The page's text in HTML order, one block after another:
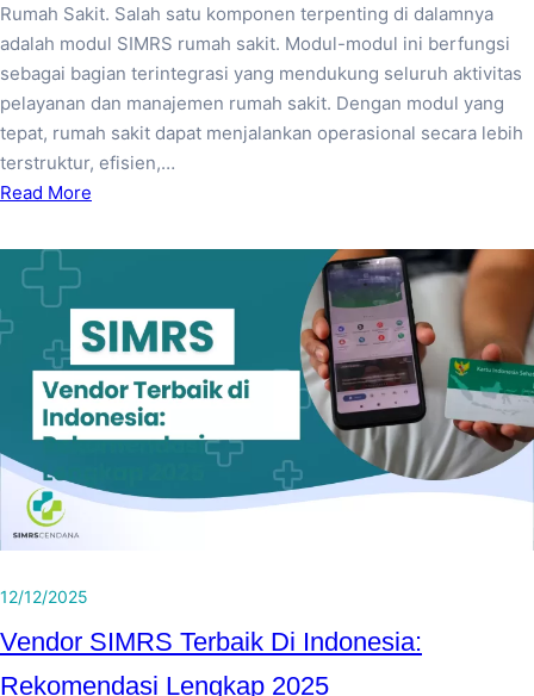
Rumah Sakit. Salah satu komponen terpenting di dalamnya
adalah modul SIMRS rumah sakit. Modul-modul ini berfungsi
sebagai bagian terintegrasi yang mendukung seluruh aktivitas
pelayanan dan manajemen rumah sakit. Dengan modul yang
tepat, rumah sakit dapat menjalankan operasional secara lebih
terstruktur, efisien,…
Read More
12/12/2025
Vendor SIMRS Terbaik Di Indonesia:
Rekomendasi Lengkap 2025